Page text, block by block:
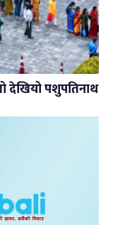
देखियो पशुपतिनाथ